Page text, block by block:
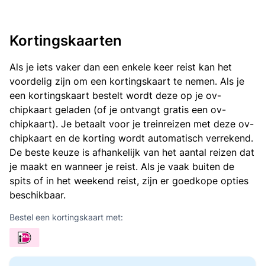
Kortingskaarten
Als je iets vaker dan een enkele keer reist kan het
voordelig zijn om een kortingskaart te nemen. Als je
een kortingskaart bestelt wordt deze op je ov-
chipkaart geladen (of je ontvangt gratis een ov-
chipkaart). Je betaalt voor je treinreizen met deze ov-
chipkaart en de korting wordt automatisch verrekend.
De beste keuze is afhankelijk van het aantal reizen dat
je maakt en wanneer je reist. Als je vaak buiten de
spits of in het weekend reist, zijn er goedkope opties
beschikbaar.
Bestel een kortingskaart met: